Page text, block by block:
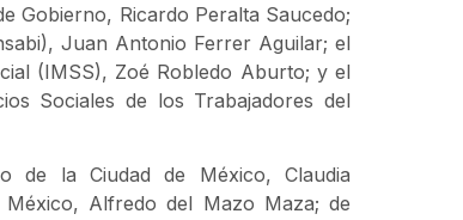
Gobierno, Ricardo Peralta Saucedo;
Juan Antonio Ferrer Aguilar; el
(IMSS), Zoé Robledo Aburto; y el
Sociales de los Trabajadores del
de la Ciudad de México, Claudia
Alfredo del Mazo Maza; de